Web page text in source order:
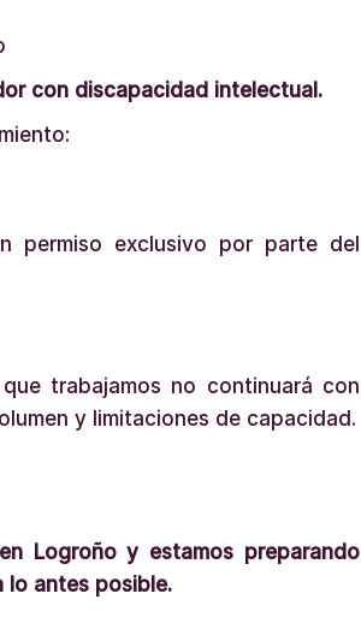
con discapacidad intelectual.
permiso exclusivo por parte del
trabajamos no continuará con
y limitaciones de capacidad.
Logroño y estamos preparando
lo antes posible.